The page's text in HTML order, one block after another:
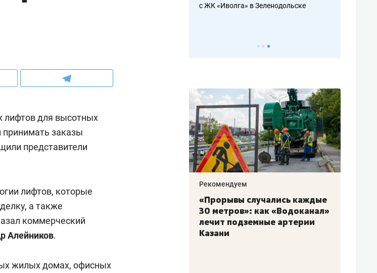
лифтов для высотных
принимать заказы
представители
лифтов, которые
а также
коммерческий
Алейников.
жилых домах, офисных
кредитов
с ЖК «Иволга» в Зеленодольске
Мексика, рок-концерт
и вагон с чак-чаком: как
в Менделеевске прошла
«Гонка Героев»
Рекомендуем
«Прорывы случались каждые
30 метров»: как «Водоканал»
лечит подземные артерии
Казани